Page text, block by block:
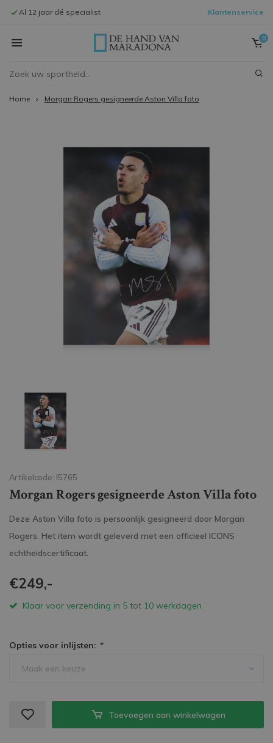
Al 12 jaar dé specialist Klantenservice
0
Home Morgan Rogers gesigneerde Aston Villa foto
Artikelcode: I5765
Morgan Rogers gesigneerde Aston Villa foto
Deze Aston Villa foto is persoonlijk gesigneerd door Morgan
Rogers. Het item wordt geleverd met een officieel ICONS
echtheidscertificaat.
€249,-
Klaar voor verzending in 5 tot 10 werkdagen
Opties voor inlijsten: *
Maak een keuze
Toevoegen aan winkelwagen